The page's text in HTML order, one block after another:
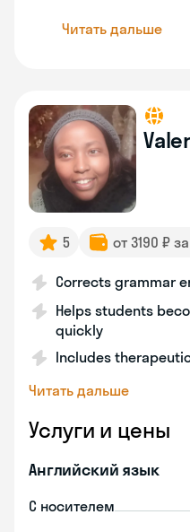
Читать дальше
5 от 3190 ₽
Corrects grammar
Helps students
quickly
Includes
Читать дальше
Услуги и цены
Английский язык
С носителем